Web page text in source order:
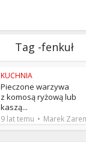
Tag -fenkuł
KUCHNIA
Pieczone warzywa
z komosą ryżową lub
kaszą...
9 lat temu Marek